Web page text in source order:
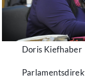
Doris Kiefhaber